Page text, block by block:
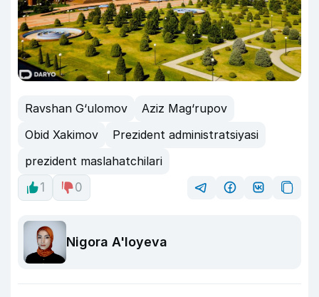
Ravshan G‘ulomov
Aziz Mag‘rupov
Obid Xakimov
Prezident administratsiyasi
prezident maslahatchilari
1
0
Nigora A'loyeva